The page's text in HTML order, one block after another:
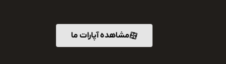
مشاهده آپارات ما